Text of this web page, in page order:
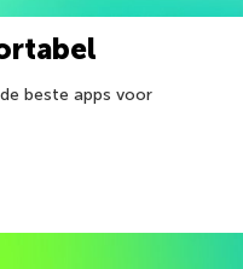
beste apps voor